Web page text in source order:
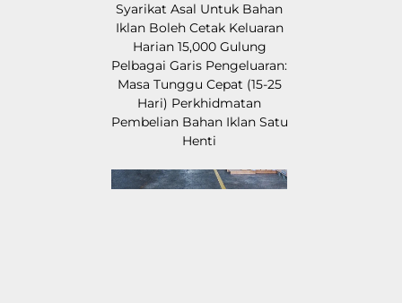
Syarikat Asal Untuk Bahan
Iklan Boleh Cetak Keluaran
Harian 15,000 Gulung
Pelbagai Garis Pengeluaran:
Masa Tunggu Cepat (15-25
Hari) Perkhidmatan
Pembelian Bahan Iklan Satu
Henti